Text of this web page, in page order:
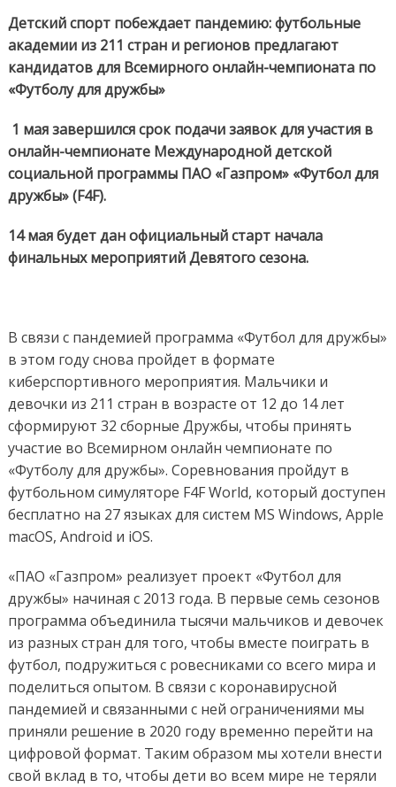
Детский спорт побеждает пандемию: футбольные
академии из 211 стран и регионов предлагают
кандидатов для Всемирного онлайн-чемпионата по
«Футболу для дружбы»
1 мая завершился срок подачи заявок для участия в
онлайн-чемпионате Международной детской
социальной программы ПАО «Газпром» «Футбол для
дружбы» (F4F).
14 мая будет дан официальный старт начала
финальных мероприятий Девятого сезона.
В связи с пандемией программа «Футбол для дружбы»
в этом году снова пройдет в формате
киберспортивного мероприятия. Мальчики и
девочки из 211 стран в возрасте от 12 до 14 лет
сформируют 32 сборные Дружбы, чтобы принять
участие во Всемирном онлайн чемпионате по
«Футболу для дружбы». Соревнования пройдут в
футбольном симуляторе F4F World, который доступен
бесплатно на 27 языках для систем MS Windows, Apple
macOS, Android и iOS.
«ПАО «Газпром» реализует проект «Футбол для
дружбы» начиная с 2013 года. В первые семь сезонов
программа объединила тысячи мальчиков и девочек
из разных стран для того, чтобы вместе поиграть в
футбол, подружиться с ровесниками со всего мира и
поделиться опытом. В связи с коронавирусной
пандемией и связанными с ней ограничениями мы
приняли решение в 2020 году временно перейти на
цифровой формат. Таким образом мы хотели внести
свой вклад в то, чтобы дети во всем мире не теряли